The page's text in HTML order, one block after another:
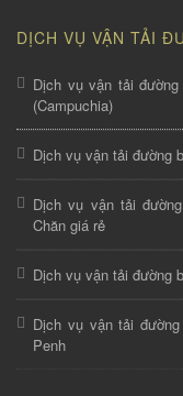
DỊCH VỤ VẬN TẢI
Dịch vụ vận tải
(Campuchia)
Dịch vụ vận tải đường
Dịch vụ vận tải
Chăn giá rẻ
Dịch vụ vận tải đường
Dịch vụ vận tải
Penh